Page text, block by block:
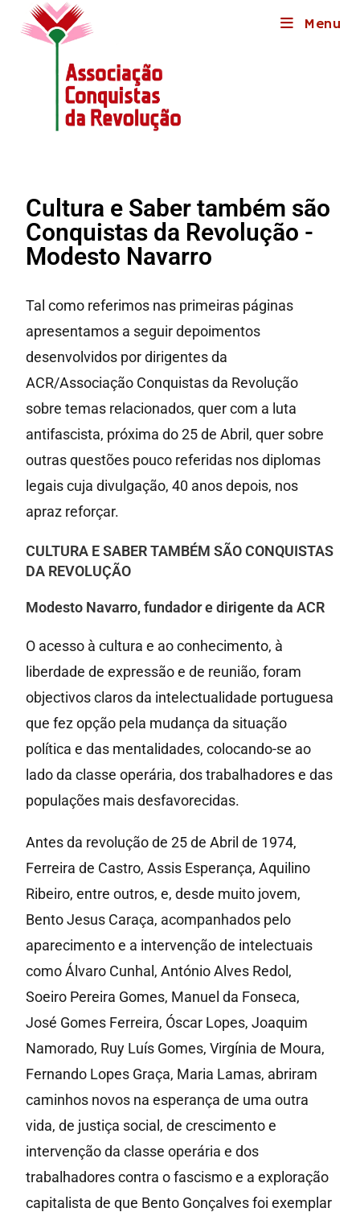
Menu
Cultura e Saber também são
Conquistas da Revolução -
Modesto Navarro
Tal como referimos nas primeiras páginas
apresentamos a seguir depoimentos
desenvolvidos por dirigentes da
ACR/Associação Conquistas da Revolução
sobre temas relacionados, quer com a luta
antifascista, próxima do 25 de Abril, quer sobre
outras questões pouco referidas nos diplomas
legais cuja divulgação, 40 anos depois, nos
apraz reforçar.
CULTURA E SABER TAMBÉM SÃO CONQUISTAS
DA REVOLUÇÃO
Modesto Navarro, fundador e dirigente da ACR
O acesso à cultura e ao conhecimento, à
liberdade de expressão e de reunião, foram
objectivos claros da intelectualidade portuguesa
que fez opção pela mudança da situação
política e das mentalidades, colocando-se ao
lado da classe operária, dos trabalhadores e das
populações mais desfavorecidas.
Antes da revolução de 25 de Abril de 1974,
Ferreira de Castro, Assis Esperança, Aquilino
Ribeiro, entre outros, e, desde muito jovem,
Bento Jesus Caraça, acompanhados pelo
aparecimento e a intervenção de intelectuais
como Álvaro Cunhal, António Alves Redol,
Soeiro Pereira Gomes, Manuel da Fonseca,
José Gomes Ferreira, Óscar Lopes, Joaquim
Namorado, Ruy Luís Gomes, Virgínia de Moura,
Fernando Lopes Graça, Maria Lamas, abriram
caminhos novos na esperança de uma outra
vida, de justiça social, de crescimento e
intervenção da classe operária e dos
trabalhadores contra o fascismo e a exploração
capitalista de que Bento Gonçalves foi exemplar